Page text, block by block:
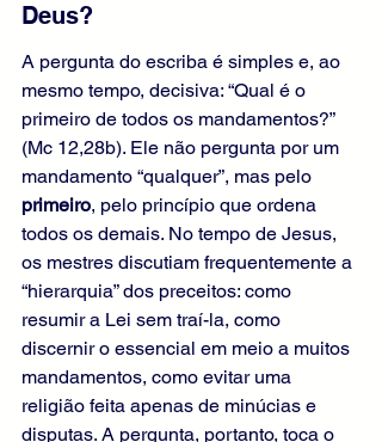
Deus?
A pergunta do escriba é simples e, ao
mesmo tempo, decisiva: “Qual é o
primeiro de todos os mandamentos?”
(Mc 12,28b). Ele não pergunta por um
mandamento “qualquer”, mas pelo
primeiro, pelo princípio que ordena
todos os demais. No tempo de Jesus,
os mestres discutiam frequentemente a
“hierarquia” dos preceitos: como
resumir a Lei sem traí-la, como
discernir o essencial em meio a muitos
mandamentos, como evitar uma
religião feita apenas de minúcias e
disputas. A pergunta, portanto, toca o